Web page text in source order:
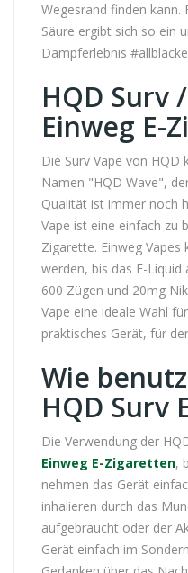
Wegesrand finden
Säure ergibt sich so ein
Dampferlebnis
HQD Surv
Einweg E-
Die Surv Vape von HQD
Namen "HQD Wave",
Qualität ist immer noch
Vape ist eine einfach zu
Zigarette. Einweg
werden, bis das E-
600 Zügen und 20mg
Vape eine ideale Wahl
praktisches Gerät, für
Wie
HQD Surv
Die Verwendung der
Einweg E-Zigaretten,
nehmen das Gerät
inhalieren durch das
aufgebraucht oder der
Gerät einfach im